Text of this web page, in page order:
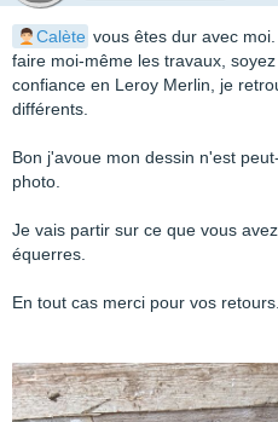
Calète vous êtes dur avec
faire moi-même les travaux,
confiance en Leroy Merlin, je
différents.
Bon j'avoue mon dessin n'est
photo.
Je vais partir sur ce que vous
équerres.
En tout cas merci pour vos retours.